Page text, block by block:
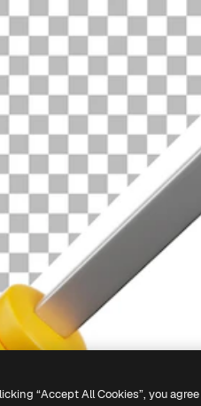
“Accept All Cookies”, you